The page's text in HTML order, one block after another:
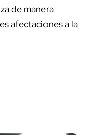
de manera
afectaciones a la